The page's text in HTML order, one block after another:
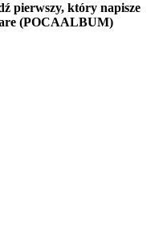
pierwszy, który napisze
(POCAALBUM)